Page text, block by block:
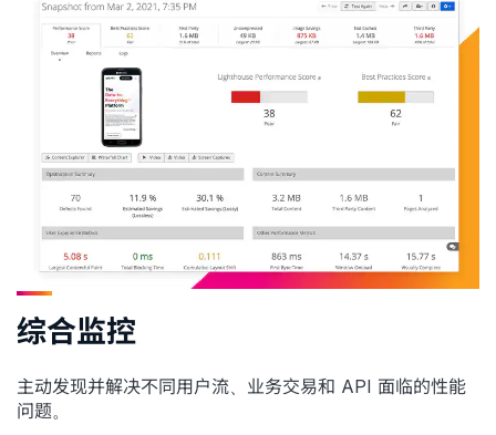
综合监控
主动发现并解决不同用户流、业务交易和 API 面临的性能
问题。